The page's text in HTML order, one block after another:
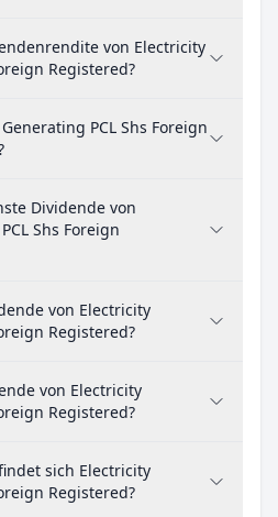
von Electricity
Registered?
PCL Shs Foreign
Dividende von
Shs Foreign
von Electricity
Registered?
von Electricity
Registered?
sich Electricity
Registered?